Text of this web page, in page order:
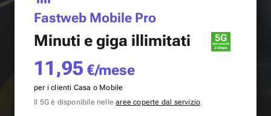
Fastweb Mobile Pro
Minuti e giga illimitati
11,95 €/mese
per i clienti Casa o Mobile
Il 5G è disponibile nellearee coperte dal servizio.